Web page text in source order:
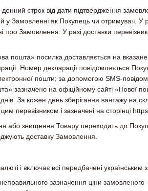
строк від дати підтвердження
у Замовленні як Покупець чи
про Замовлення. У разі доставки
пошта» посилка доставляється на
Номер декларації повідомляється
пошти; за допомогою SMS-
зазначено на офіційному сайті «Нової
За кожен день зберігання вантажу на
перевізником і зазначені на сторінці
або знищення Товару переходить до
доставку Замовлення.
і включає всі передбачені українським
зазначення ціни